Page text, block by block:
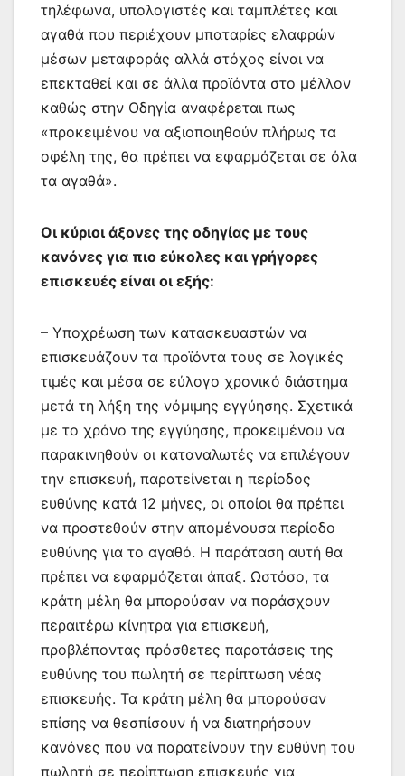
τηλέφωνα, υπολογιστές και ταμπλέτες και
αγαθά που περιέχουν μπαταρίες ελαφρών
μέσων μεταφοράς αλλά στόχος είναι να
επεκταθεί και σε άλλα προϊόντα στο μέλλον
καθώς στην Οδηγία αναφέρεται πως
«προκειμένου να αξιοποιηθούν πλήρως τα
οφέλη της, θα πρέπει να εφαρμόζεται σε όλα
τα αγαθά».
Οι κύριοι άξονες της οδηγίας με τους
κανόνες για πιο εύκολες και γρήγορες
επισκευές είναι οι εξής:
– Υποχρέωση των κατασκευαστών να
επισκευάζουν τα προϊόντα τους σε λογικές
τιμές και μέσα σε εύλογο χρονικό διάστημα
μετά τη λήξη της νόμιμης εγγύησης. Σχετικά
με το χρόνο της εγγύησης, προκειμένου να
παρακινηθούν οι καταναλωτές να επιλέγουν
την επισκευή, παρατείνεται η περίοδος
ευθύνης κατά 12 μήνες, οι οποίοι θα πρέπει
να προστεθούν στην απομένουσα περίοδο
ευθύνης για το αγαθό. Η παράταση αυτή θα
πρέπει να εφαρμόζεται άπαξ. Ωστόσο, τα
κράτη μέλη θα μπορούσαν να παράσχουν
περαιτέρω κίνητρα για επισκευή,
προβλέποντας πρόσθετες παρατάσεις της
ευθύνης του πωλητή σε περίπτωση νέας
επισκευής. Τα κράτη μέλη θα μπορούσαν
επίσης να θεσπίσουν ή να διατηρήσουν
κανόνες που να παρατείνουν την ευθύνη του
πωλητή σε περίπτωση επισκευής για